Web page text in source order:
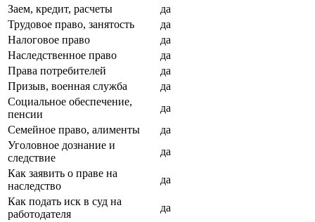
Заем, кредит, расчеты
да
Трудовое право, занятость
да
Налоговое право
да
Наследственное право
да
Права потребителей
да
Призыв, военная служба
да
Социальное обеспечение,
пенсии
да
Семейное право, алименты
да
Уголовное дознание и
следствие
да
Как заявить о праве на
наследство
да
Как подать иск в суд на
работодателя
да